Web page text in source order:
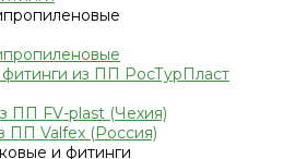
из ПП РосТурПласт
ПП FV-plast (Чехия)
ПП Valfex (Россия)
и фитинги